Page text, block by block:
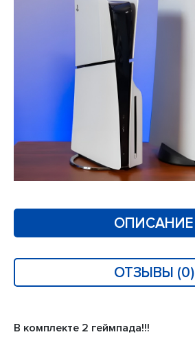
ОПИСАНИЕ
ОТЗЫВЫ (0)
В комплекте 2 геймпада!!!